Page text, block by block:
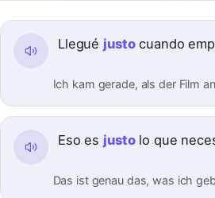
Llegué justocuando
Ich kam gerade, als der Film
Eso es justolo que
Das ist genau das, was ich